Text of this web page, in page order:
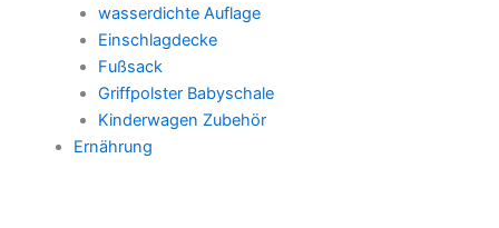
wasserdichte Auflage
Einschlagdecke
Fußsack
Griffpolster Babyschale
Kinderwagen Zubehör
Ernährung